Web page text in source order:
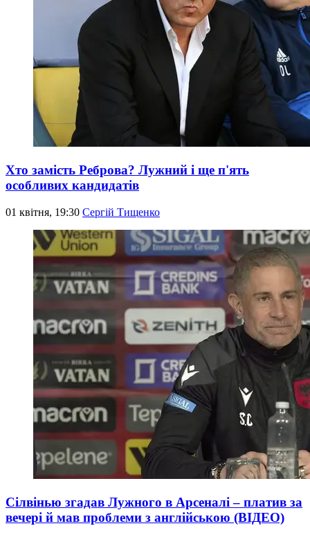
Хто замість Реброва? Лужний і ще п'ять
особливих кандидатів
01 квітня, 19:30 Сергій Тищенко
Сілвінью згадав Лужного в Арсеналі – платив за
вечері й мав проблеми з англійською (ВІДЕО)